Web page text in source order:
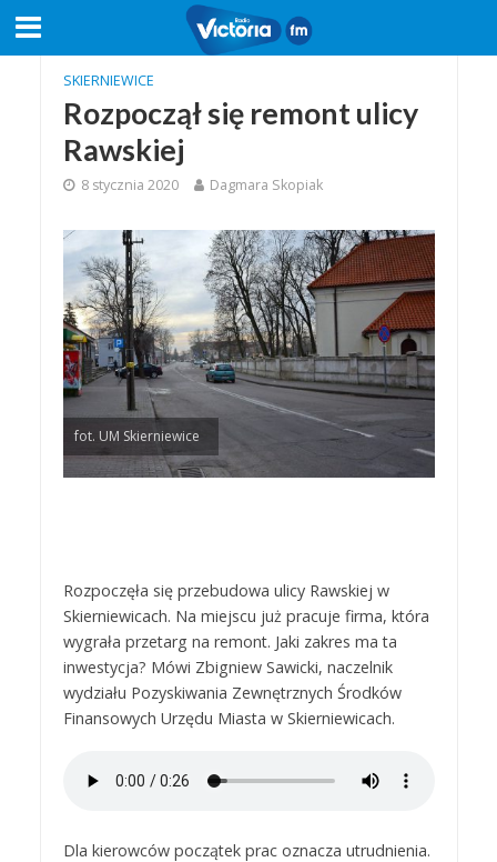
SKIERNIEWICE
Rozpoczął się remont ulicy
Rawskiej
8 stycznia 2020 Dagmara Skopiak
fot. UM Skierniewice
Rozpoczęła się przebudowa ulicy Rawskiej w
Skierniewicach. Na miejscu już pracuje firma, która
wygrała przetarg na remont. Jaki zakres ma ta
inwestycja? Mówi Zbigniew Sawicki, naczelnik
wydziału Pozyskiwania Zewnętrznych Środków
Finansowych Urzędu Miasta w Skierniewicach.
Dla kierowców początek prac oznacza utrudnienia.